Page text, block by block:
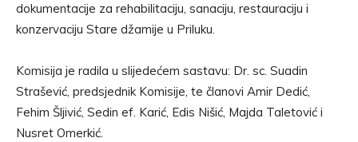
dokumentacije za rehabilitaciju, sanaciju, restauraciju i
konzervaciju Stare džamije u Priluku.
Komisija je radila u slijedećem sastavu: Dr. sc. Suadin
Strašević, predsjednik Komisije, te članovi Amir Dedić,
Fehim Šljivić, Sedin ef. Karić, Edis Nišić, Majda Taletović i
Nusret Omerkić.